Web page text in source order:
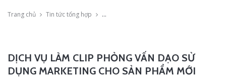
Trang chủ Tin tức tổng hợp Dịch vụ làm clip phỏng vấn dạo sử dụng
DỊCH VỤ LÀM CLIP PHỎNG VẤN DẠO SỬ
DỤNG MARKETING CHO SẢN PHẨM MỚI